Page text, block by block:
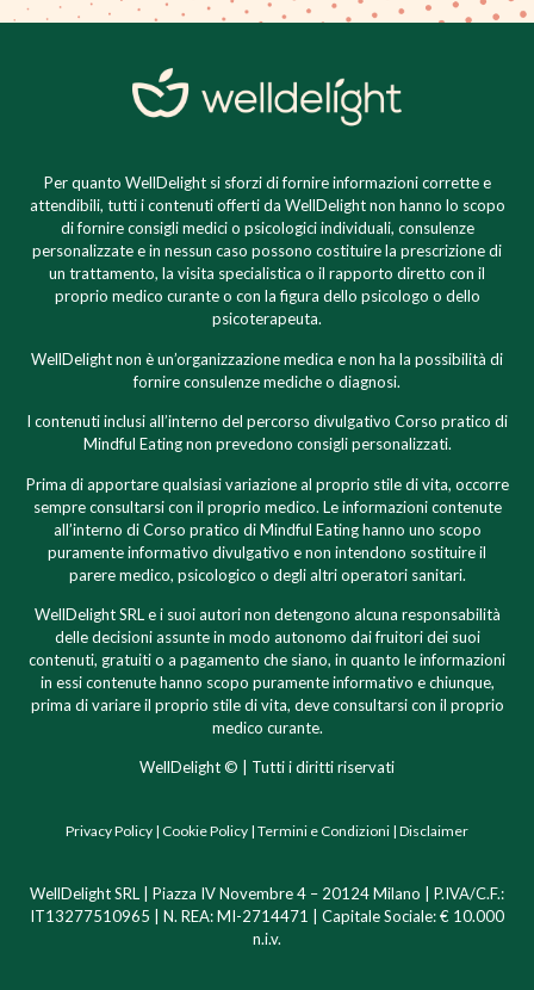
Per quanto WellDelight si sforzi di fornire informazioni corrette e
attendibili, tutti i contenuti offerti da WellDelight non hanno lo scopo
di fornire consigli medici o psicologici individuali, consulenze
personalizzate e in nessun caso possono costituire la prescrizione di
un trattamento, la visita specialistica o il rapporto diretto con il
proprio medico curante o con la figura dello psicologo o dello
psicoterapeuta.
WellDelight non è un’organizzazione medica e non ha la possibilità di
fornire consulenze mediche o diagnosi.
I contenuti inclusi all’interno del percorso divulgativo Corso pratico di
Mindful Eating non prevedono consigli personalizzati.
Prima di apportare qualsiasi variazione al proprio stile di vita, occorre
sempre consultarsi con il proprio medico. Le informazioni contenute
all’interno di Corso pratico di Mindful Eating hanno uno scopo
puramente informativo divulgativo e non intendono sostituire il
parere medico, psicologico o degli altri operatori sanitari.
WellDelight SRL e i suoi autori non detengono alcuna responsabilità
delle decisioni assunte in modo autonomo dai fruitori dei suoi
contenuti, gratuiti o a pagamento che siano, in quanto le informazioni
in essi contenute hanno scopo puramente informativo e chiunque,
prima di variare il proprio stile di vita, deve consultarsi con il proprio
medico curante.
WellDelight © | Tutti i diritti riservati
Privacy Policy | Cookie Policy | Termini e Condizioni | Disclaimer
WellDelight SRL | Piazza IV Novembre 4 – 20124 Milano | P.IVA/C.F.:
IT13277510965 | N. REA: MI-2714471 | Capitale Sociale: € 10.000
n.i.v.